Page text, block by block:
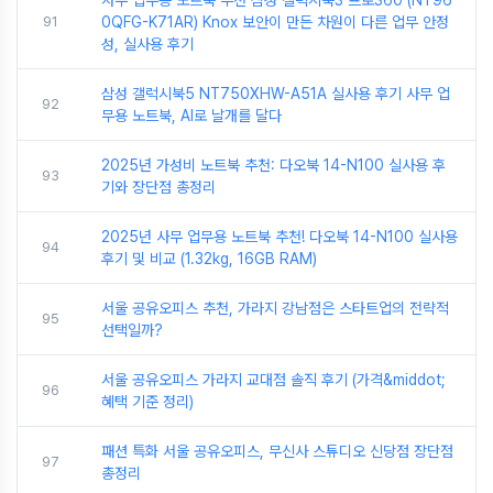
91
0QFG-K71AR) Knox 보안이 만든 차원이 다른 업무 안정
성, 실사용 후기
92
삼성 갤럭시북5 NT750XHW-A51A 실사용 후기 사무 업
무용 노트북, AI로 날개를 달다
93
2025년 가성비 노트북 추천: 다오북 14-N100 실사용 후
기와 장단점 총정리
94
2025년 사무 업무용 노트북 추천! 다오북 14-N100 실사용
후기 및 비교 (1.32kg, 16GB RAM)
95
서울 공유오피스 추천, 가라지 강남점은 스타트업의 전략적
선택일까?
96
서울 공유오피스 가라지 교대점 솔직 후기 (가격&middot;
혜택 기준 정리)
97
패션 특화 서울 공유오피스, 무신사 스튜디오 신당점 장단점
총정리